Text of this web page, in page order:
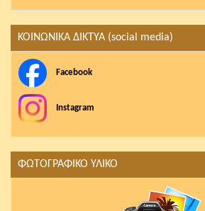
ΚΟΙΝΩΝΙΚΑ ΔΙΚΤΥΑ (social media)
Facebook
Instagram
ΦΩΤΟΓΡΑΦΙΚΟ ΥΛΙΚΟ